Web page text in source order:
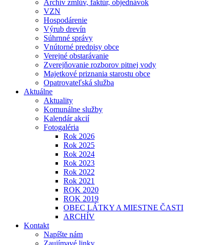
Archív zmlúv, faktúr, objednávok
VZN
Hospodárenie
Výrub drevín
Súhrnné správy
Vnútorné predpisy obce
Verejné obstarávanie
Zverejňovanie rozborov pitnej vody
Majetkové priznania starostu obce
Opatrovateľská služba
Aktuálne
Aktuality
Komunálne služby
Kalendár akcií
Fotogaléria
Rok 2026
Rok 2025
Rok 2024
Rok 2023
Rok 2022
Rok 2021
ROK 2020
ROK 2019
OBEC LÁTKY A MIESTNE ČASTI
ARCHÍV
Kontakt
Napíšte nám
Zaujímavé linky